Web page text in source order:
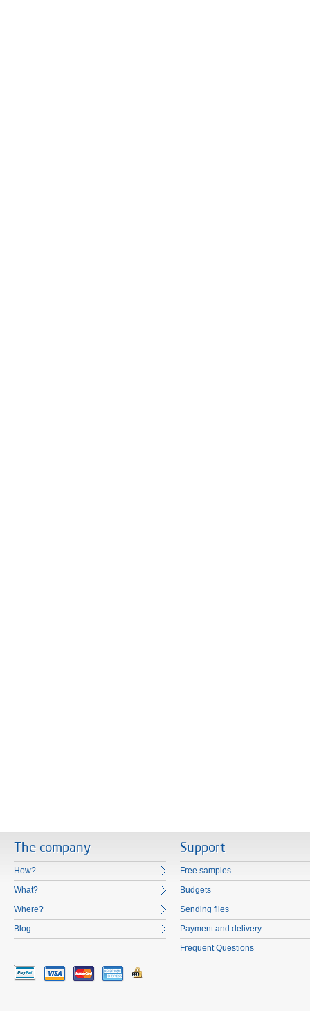
The company
How?
What?
Where?
Blog
Support
Free samples
Budgets
Sending files
Payment and delivery
Frequent Questions